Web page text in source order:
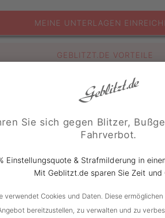
MEINE UNTERLAGEN
GEBLITZT.DE VORTEILE
kann ich verlangen?
stellen sich verkaufsfreudige Autofahrer
übers Ohr gehauen zu werden, ist ein
der Frankfurter Autohändler Hanns
vorlegte.
zum Opel Kapitän
Sie sich gegen Blitzer,
Fahrverbot.
Einstellungsquote & Strafmilderung in
Mit Geblitzt.de sparen Sie Zeit und
verwendet Cookies und Daten. Diese ermöglichen
bereitzustellen, zu verwalten und zu